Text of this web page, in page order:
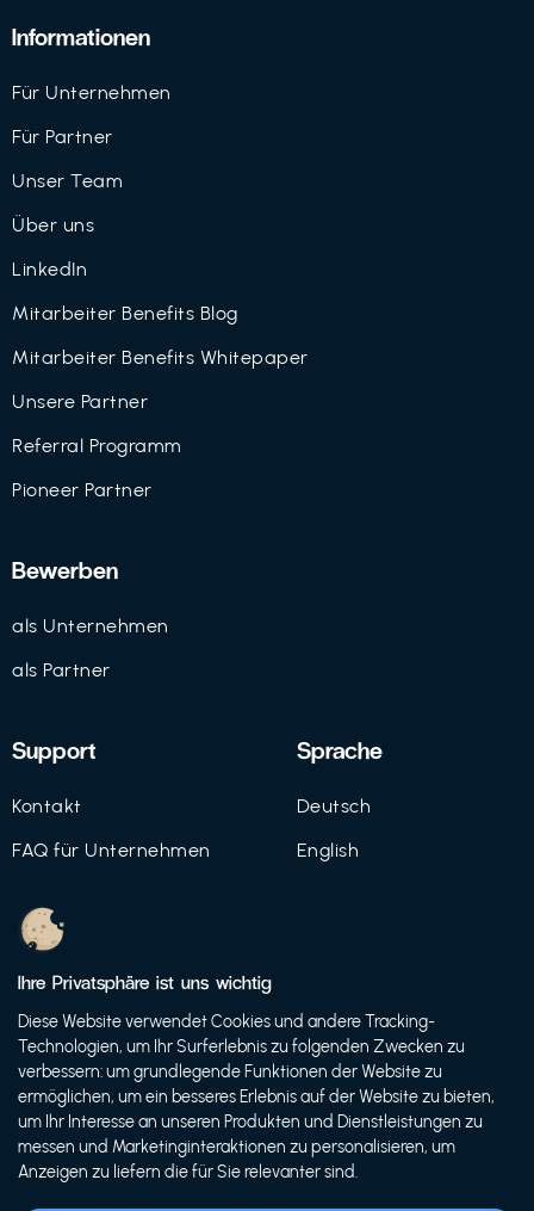
Informationen
Für Unternehmen
Für Partner
Unser Team
Über uns
LinkedIn
Mitarbeiter Benefits Blog
Mitarbeiter Benefits Whitepaper
Unsere Partner
Referral Programm
Pioneer Partner
Bewerben
als Unternehmen
als Partner
Support
Kontakt
FAQ für Unternehmen
Datenschutz
Nutzungsbedingungen
Sprache
Deutsch
English
© 2021 FutureBens GmbH
Ihre Privatsphäre ist uns wichtig
Diese Website verwendet Cookies und andere Tracking-
Technologien, um Ihr Surferlebnis zu folgenden Zwecken zu
verbessern: um grundlegende Funktionen der Website zu
ermöglichen, um ein besseres Erlebnis auf der Website zu bieten,
um Ihr Interesse an unseren Produkten und Dienstleistungen zu
messen und Marketinginteraktionen zu personalisieren, um
Anzeigen zu liefern die für Sie relevanter sind.